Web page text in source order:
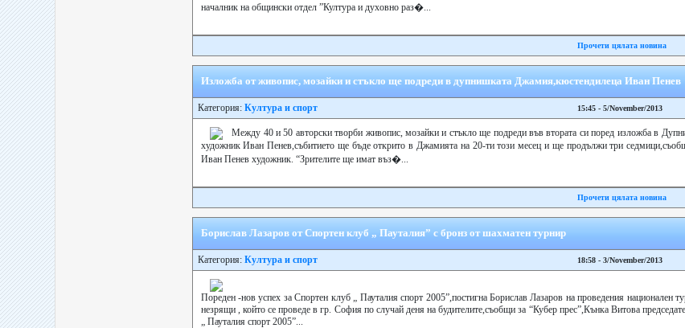
началник на общински отдел ”Култура и духовно раз�...
Прочети цялата новина
Изложба от живопис, мозайки и стъкло ще подреди в дупнишката Джамия,кюстендилеца Иван Пенев
Категория: Култура и спорт 15:45 - 5/November/2013
Между 40 и 50 авторски творби живопис, мозайки и стъкло ще подреди във втората си поред изложба в
художник Иван Пенев,събитието ще бъде открито в Джамията на 20-ти този месец и ще продължи три
Иван Пенев художник. “Зрителите ще имат въз�...
Прочети цялата новина
Борислав Лазаров от Спортен клуб „ Пауталия” с бронз от шахматен турнир
Категория: Култура и спорт 18:58 - 3/November/2013
Пореден -нов успех за Спортен клуб „ Пауталия спорт 2005”,постигна Борислав Лазаров на проведения национален
незрящи , който се проведе в гр. София по случай деня на будителите,съобщи за “Кубер прес”,Кънка Витова
„ Пауталия спорт 2005”...